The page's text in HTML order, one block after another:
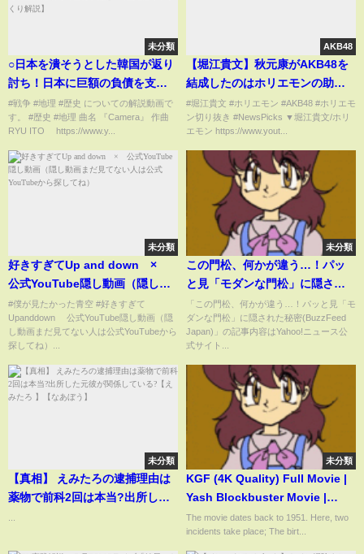
未分類
○日本を潰そうとした韓国が返り
討ち！日本に巨額の負債を支払
わせようとしたがとんでもない
ことに！米国から法的措置+イラ
ンからの巨額賠償で韓国ガチ泣
き！ 総集編【ゆっくり解説】
#戦争 #地理 #歴史 についての解説動画で
す。 #歴史 #地理 曲名 『Camera』 作曲
RYU ITO https://www.y...
AKB48
【堀江貴文】秋元康がAKB48を
結成したのはホリエモンの助言
がきっかけ!?【NewsPicks 切り
抜き】#shorts
#堀江貴文 #ホリエモン #AKB48 #ホリエモ
ン切り抜き #NewsPicks ▼堀江貴文/ホリ
エモン https://www.yout...
未分類
好きすぎてUp and down ×
公式YouTube隠し動画（隠し動
画まだ見てない人は公式
YouTubeから探してね）
#僕が見たかった青空 #好きすぎて
Upanddown 公式YouTube隠し動画（隠
し動画まだ見てない人は公式YouTubeから
探してね）...
未分類
この門松、何かが違う…！パッ
と見「モダンな門松」に隠され
た秘密(BuzzFeed Japan)
「この門松、何かが違う…！パッと見「モ
ダンな門松」に隠された秘密(BuzzFeed
Japan)」の記事内容はYahoo!ニュース公
式サイト...
未分類
【真相】 えみたろの逮捕理由は
薬物で前科2回は本当?出所した
未分類
KGF (4K Quality) Full Movie |
Yash Blockbuster Movie |
Srinidhi Shetty, Ananth Nag,
Ramachandra Raju
The movie dates back to 1951. Here, two
incidents take place; The birt...